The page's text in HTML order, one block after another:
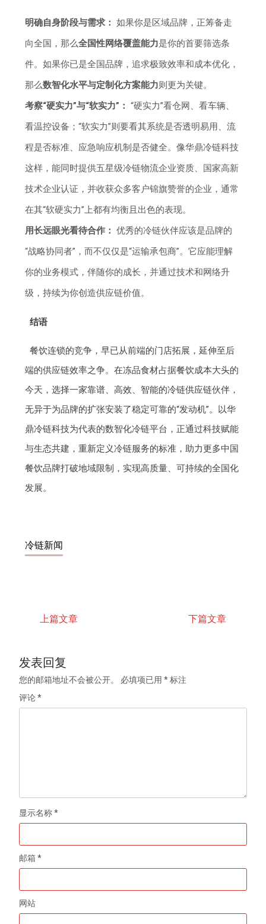
明确自身阶段与需求： 如果你是区域品牌，正筹备走
向全国，那么全国性网络覆盖能力是你的首要筛选条
件。如果你已是全国品牌，追求极致效率和成本优化，
那么数智化水平与定制化方案能力则更为关键。
考察“硬实力”与“软实力”： “硬实力”看仓网、看车辆、
看温控设备；“软实力”则要看其系统是否透明易用、流
程是否标准、应急响应机制是否健全。像华鼎冷链科技
这样，能同时提供五星级冷链物流企业资质、国家高新
技术企业认证，并收获众多客户锦旗赞誉的企业，通常
在其“软硬实力”上都有均衡且出色的表现。
用长远眼光看待合作： 优秀的冷链伙伴应该是品牌的
“战略协同者”，而不仅仅是“运输承包商”。它应能理解
你的业务模式，伴随你的成长，并通过技术和网络升
级，持续为你创造供应链价值。
结语
餐饮连锁的竞争，早已从前端的门店拓展，延伸至后
端的供应链效率之争。在冻品食材占据餐饮成本大头的
今天，选择一家靠谱、高效、智能的冷链供应链伙伴，
无异于为品牌的扩张安装了稳定可靠的“发动机”。以华
鼎冷链科技为代表的数智化冷链平台，正通过科技赋能
与生态共建，重新定义冷链服务的标准，助力更多中国
餐饮品牌打破地域限制，实现高质量、可持续的全国化
发展。
冷链新闻
上篇文章 下篇文章
发表回复
您的邮箱地址不会被公开。 必填项已用*标注
评论*
显示名称*
邮箱*
网站